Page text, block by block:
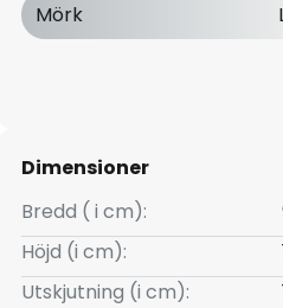
Mörk
Dimensioner
Bredd ( i cm):
Höjd (i cm):
Utskjutning (i cm):